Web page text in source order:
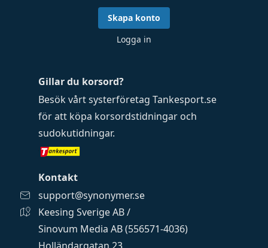
Gillar du korsord?
Besök vårt systerföretag Tankesport.se
för att köpa korsordstidningar och
sudokutidningar.
Kontakt
support@synonymer.se
Keesing Sverige AB /
Sinovum Media AB (556571-4036)
Skapa konto
Logga in